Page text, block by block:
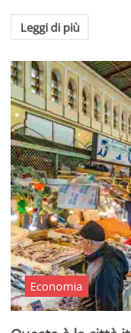
Leggi di più
Economia